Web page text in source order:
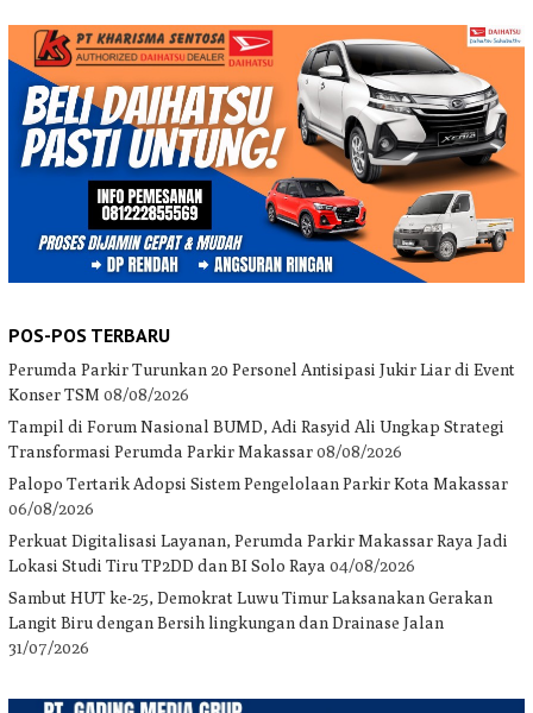
POS-POS TERBARU
Perumda Parkir Turunkan 20 Personel Antisipasi Jukir Liar di Event
Konser TSM 08/08/2026
Tampil di Forum Nasional BUMD, Adi Rasyid Ali Ungkap Strategi
Transformasi Perumda Parkir Makassar08/08/2026
Palopo Tertarik Adopsi Sistem Pengelolaan Parkir Kota Makassar
06/08/2026
Perkuat Digitalisasi Layanan, Perumda Parkir Makassar Raya Jadi
Lokasi Studi Tiru TP2DD dan BI Solo Raya 04/08/2026
Sambut HUT ke-25, Demokrat Luwu Timur Laksanakan Gerakan
Langit Biru dengan Bersih lingkungan dan Drainase Jalan
31/07/2026